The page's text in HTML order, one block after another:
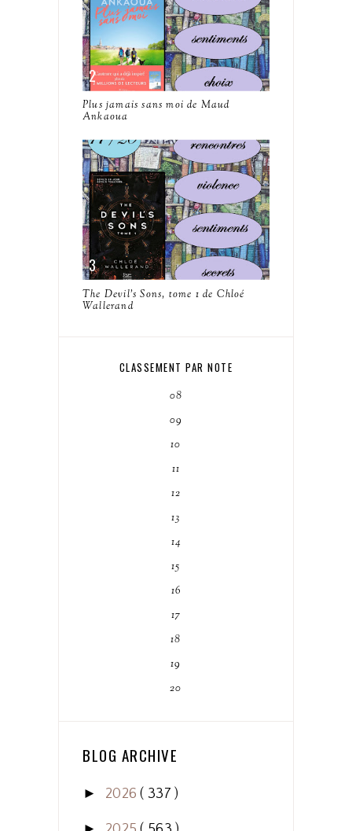
Plus jamais sans moi de Maud
Ankaoua
The Devil's Sons, tome 1 de Chloé
Wallerand
CLASSEMENT PAR NOTE
08
09
10
11
12
13
14
15
16
17
18
19
20
BLOG ARCHIVE
► 2026( 337 )